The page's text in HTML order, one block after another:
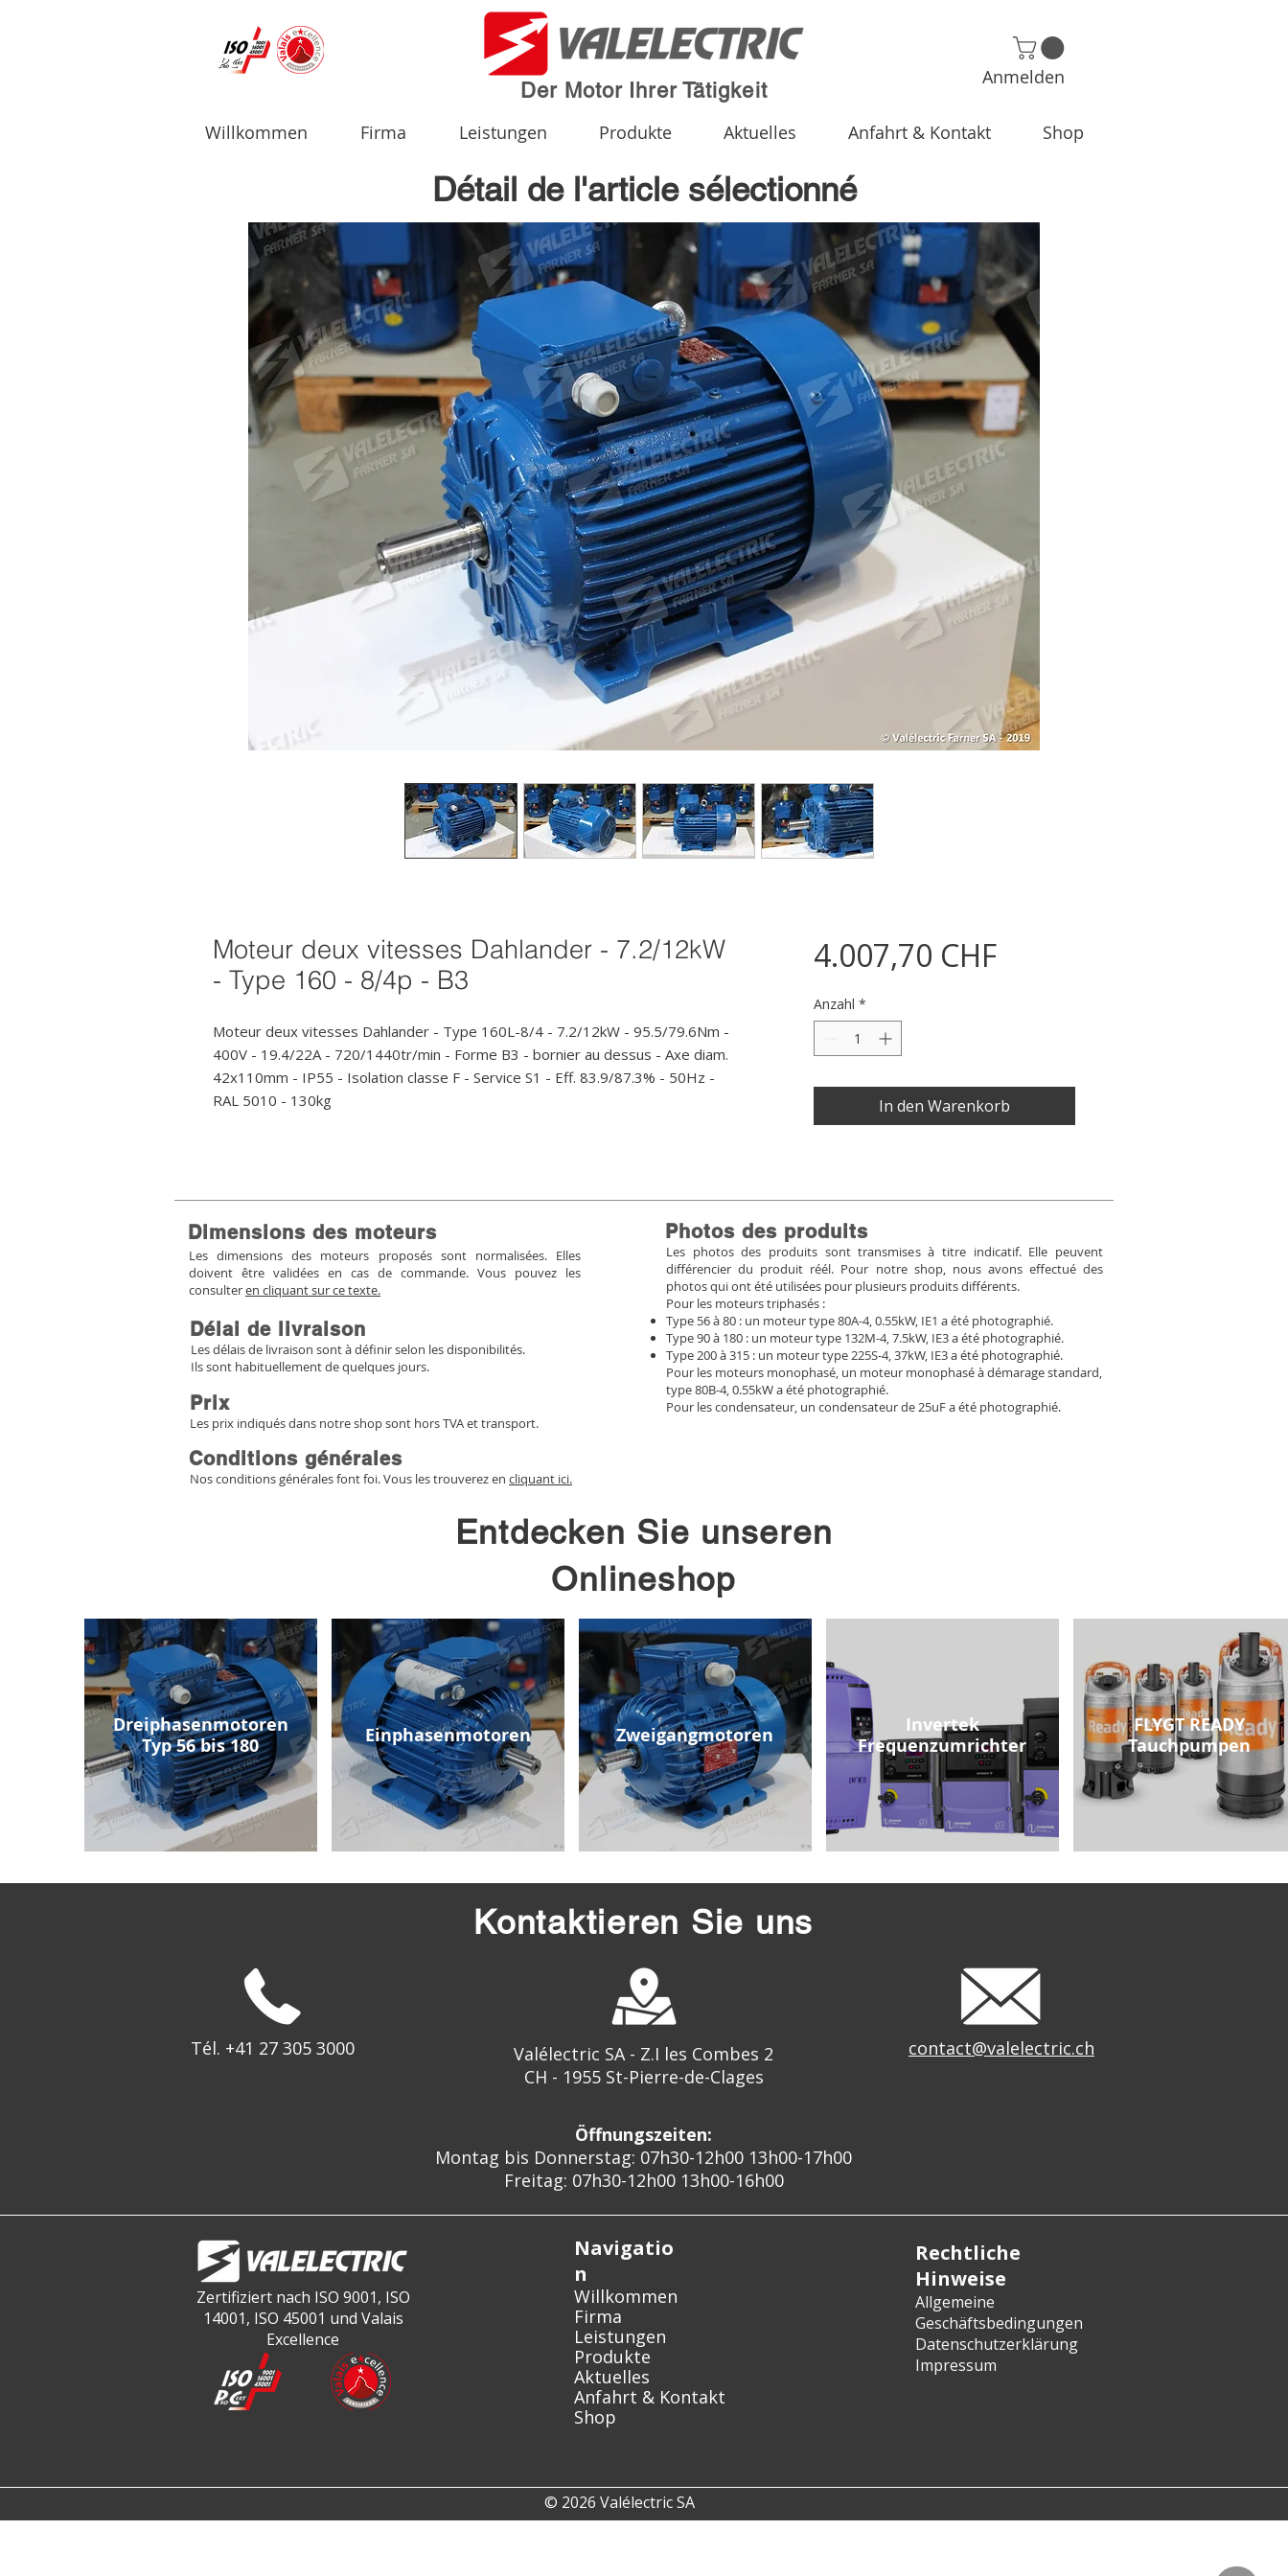
Der Motor Ihrer Tätigkeit
Anmelden
Willkommen Firma Leistungen Produkte Aktuelles Anfahrt & Kontakt Shop
Détail de l'article sélectionné
Moteur deux vitesses Dahlander - 7.2/12kW
- Type 160 - 8/4p - B3
Moteur deux vitesses Dahlander - Type 160L-8/4 - 7.2/12kW - 95.5/79.6Nm -
400V - 19.4/22A - 720/1440tr/min - Forme B3 - bornier au dessus - Axe diam.
42x110mm - IP55 - Isolation classe F - Service S1 - Eff. 83.9/87.3% - 50Hz -
RAL 5010 - 130kg
4.007,70 CHFPreis
Anzahl *
In den Warenkorb
Dimensions des moteurs
Les dimensions des moteurs proposés sont normalisées. Elles
doivent être validées en cas de commande. Vous pouvez les
consulteren cliquant sur ce texte.
Délai de livraison
Les délais de livraison sont à définir selon les disponibilités.
Ils sont habituellement de quelques jours.
Prix
Les prix indiqués dans notre shop sont hors TVA et transport.
Conditions générales
Nos conditions générales font foi. Vous les trouverez en cliquant ici.
Photos des produits
Les photos des produits sont transmises à titre indicatif. Elle peuvent
différencier du produit réél. Pour notre shop, nous avons effectué des
photos qui ont été utilisées pour plusieurs produits différents.
Pour les moteurs triphasés :
Type 56 à 80 : un moteur type 80A-4, 0.55kW, IE1 a été photographié.
Type 90 à 180 : un moteur type 132M-4, 7.5kW, IE3 a été photographié.
Type 200 à 315 : un moteur type 225S-4, 37kW, IE3 a été photographié.
Pour les moteurs monophasé, un moteur monophasé à démarage standard,
type 80B-4, 0.55kW a été photographié.
Pour les condensateur, un condensateur de 25uF a été photographié.
Entdecken Sie unseren
Onlineshop
Dreiphasenmotoren
Typ 56 bis 180
Einphasenmotoren Zweigangmotoren
Invertek
Frequenzumrichter
FLYGT READY
Tauchpumpen
Kontaktieren Sie uns
Tél. +41 27 305 3000
Valélectric SA - Z.I les Combes 2
CH - 1955 St-Pierre-de-Clages
contact@valelectric.ch
Öffnungszeiten:
Montag bis Donnerstag: 07h30-12h00 13h00-17h00
Freitag: 07h30-12h00 13h00-16h00
Zertifiziert nach ISO 9001, ISO
14001, ISO 45001 und Valais
Excellence
Navigatio
n
Willkommen
Firma
Leistungen
Produkte
Aktuelles
Anfahrt & Kontakt
Shop
Rechtliche
Hinweise
Allgemeine
Geschäftsbedingungen
Datenschutzerklärung
Impressum
© 2026 Valélectric SA